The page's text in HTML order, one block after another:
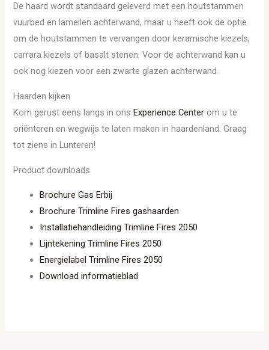
De haard wordt standaard geleverd met een houtstammen
vuurbed en lamellen achterwand, maar u heeft ook de optie
om de houtstammen te vervangen door keramische kiezels,
carrara kiezels of basalt stenen. Voor de achterwand kan u
ook nog kiezen voor een zwarte glazen achterwand.
Haarden kijken
Kom gerust eens langs in onsExperience Center om u te
oriënteren en wegwijs te laten maken in haardenland. Graag
tot ziens in Lunteren!
Product downloads
Brochure Gas Erbij
Brochure Trimline Fires gashaarden
Installatiehandleiding Trimline Fires 2050
Lijntekening Trimline Fires 2050
Energielabel Trimline Fires 2050
Download informatieblad